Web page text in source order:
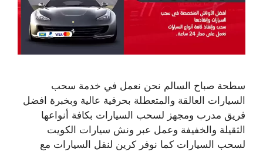
سطحة صباح السالم نحن نعمل في خدمة سحب
السيارات العالقة والمتعطلة بحرفية عالية وبخبرة افضل
فريق مدرب ومجهز لسحب السيارات بكافة أنواعها
الثقيلة والخفيفة وعمل عبر ونش سيارات الكويت
لسحب السيارات كما نوفر كرين لنقل السيارات مع